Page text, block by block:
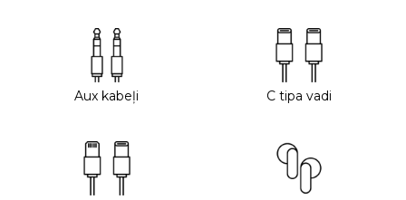
Aux kabeļi C tipa vadi